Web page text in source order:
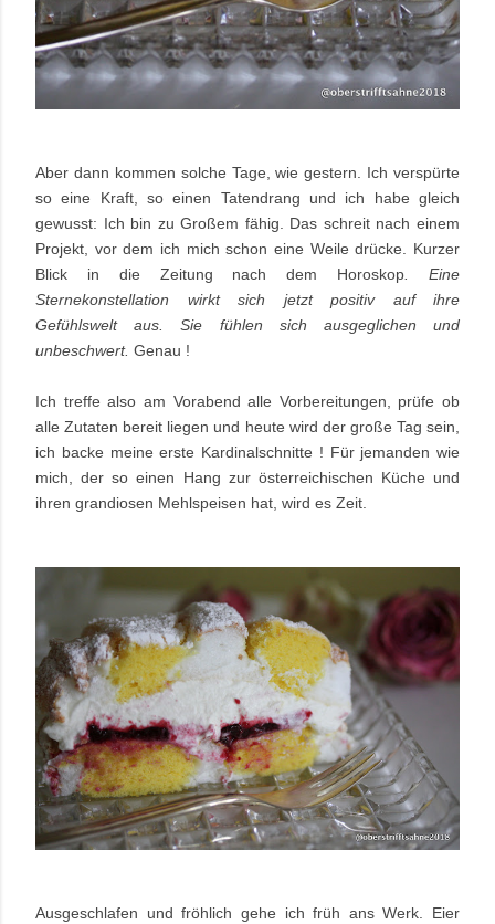
Aber dann kommen solche Tage, wie gestern. Ich verspürte
so eine Kraft, so einen Tatendrang und ich habe gleich
gewusst: Ich bin zu Großem fähig. Das schreit nach einem
Projekt, vor dem ich mich schon eine Weile drücke. Kurzer
Blick in die Zeitung nach dem Horoskop . Eine
Sternekonstellation wirkt sich jetzt positiv auf ihre
Gefühlswelt aus. Sie fühlen sich ausgeglichen und
unbeschwert. Genau !
Ich treffe also am Vorabend alle Vorbereitungen, prüfe ob
alle Zutaten bereit liegen und heute wird der große Tag sein,
ich backe meine erste Kardinalschnitte ! Für jemanden wie
mich, der so einen Hang zur österreichischen Küche und
ihren grandiosen Mehlspeisen hat, wird es Zeit.
Ausgeschlafen und fröhlich gehe ich früh ans Werk. Eier